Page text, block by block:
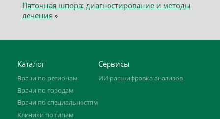
Пяточная шпора: диагностирование и методы
лечения »
Каталог
Врачи по регионам
Врачи по городам
Врачи по специальностям
Клиники по типам
Сервисы
ИИ-расшифровка анализов